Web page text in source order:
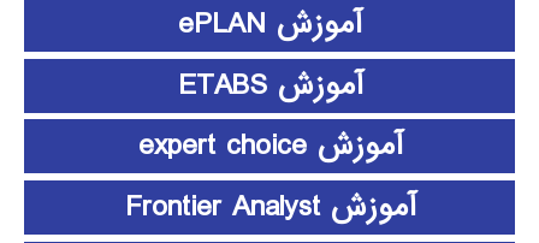
آموزش ePLAN
آموزش ETABS
آموزش expert choice
آموزش Frontier Analyst